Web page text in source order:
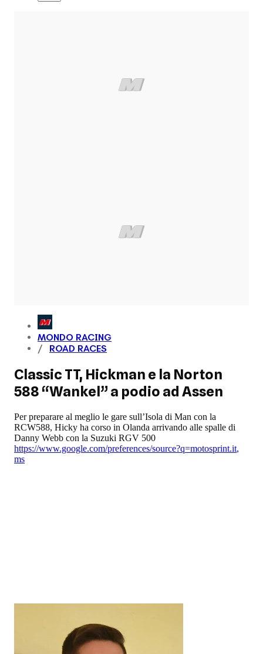
MONDO RACING
ROAD RACES
Classic TT, Hickman e la Norton
588 “Wankel” a podio ad Assen
Per preparare al meglio le gare sull’Isola di Man con la
RCW588, Hicky ha corso in Olanda arrivando alle spalle di
Danny Webb con la Suzuki RGV 500
https://www.google.com/preferences/source?q=motosprint.it,
ms